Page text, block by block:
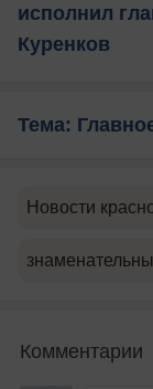
исполнил
Куренков
Тема:
Новости
Комментарии